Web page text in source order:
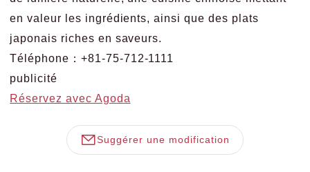
en valeur les ingrédients, ainsi que des plats
japonais riches en saveurs.
Téléphone：+81-75-712-1111
publicité
Réservez avec Agoda
Suggérer une modification